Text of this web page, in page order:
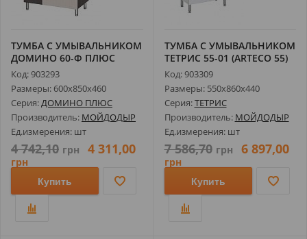
ТУМБА С УМЫВАЛЬНИКОМ
ДОМИНО 60-Ф ПЛЮС
(ЭПИКА 60)
Код: 903293
Размеры: 600х850х460
Серия:ДОМИНО ПЛЮС
Производитель: МОЙДОДЫР
Ед.измерения: шт
4 742,10 грн 4 311,00
грн
Купить
ТУМБА С УМЫВАЛЬНИКОМ
ТЕТРИС 55-01 (ARTECO 55)
Код: 903309
Размеры: 550х860х440
Серия:ТЕТРИС
Производитель: МОЙДОДЫР
Ед.измерения: шт
7 586,70 грн 6 897,00
грн
Купить